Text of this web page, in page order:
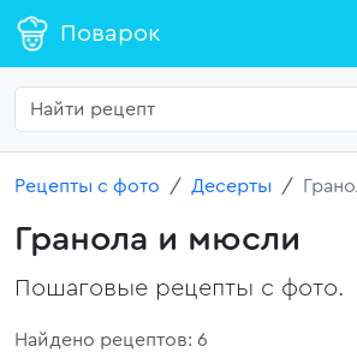
Поварок
Рецепты с фото Десерты
Гранола и мюсли
Пошаговые рецепты с фото.
Найдено рецептов: 6